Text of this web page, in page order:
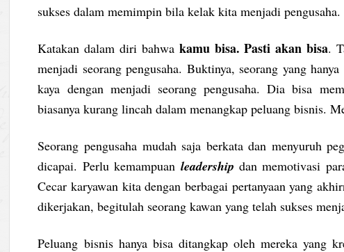
sukses dalam memimpin bila kelak kita menjadi pengusaha.
Katakan dalam diri bahwa kamu bisa. Pasti akan bisa.
menjadi seorang pengusaha. Buktinya, seorang yang
kaya dengan menjadi seorang pengusaha. Dia bisa
biasanya kurang lincah dalam menangkap peluang bisnis.
Seorang pengusaha mudah saja berkata dan menyuruh
dicapai. Perlu kemampuan leadership dan memotivasi
Cecar karyawan kita dengan berbagai pertanyaan yang
dikerjakan, begitulah seorang kawan yang telah sukses
Peluang bisnis hanya bisa ditangkap oleh mereka yang